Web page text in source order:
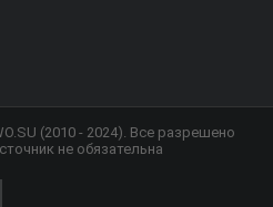
(2010 - 2024). Все разрешено
не обязательна